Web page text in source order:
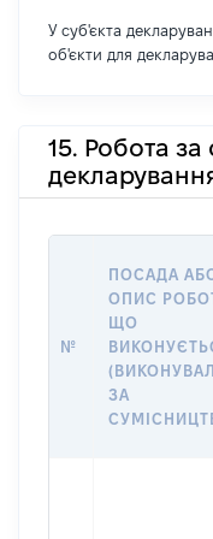
У суб'єкта
об'єкти для
15. Робота за
№
ПОСАДА
ОПИС
ЩО
ЗА